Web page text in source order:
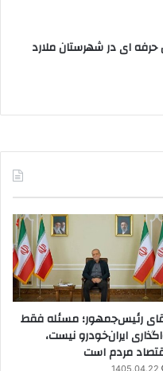
ای در شهرستان ملارد
رئیس‌جمهور؛ مسئله فقط
ایران‌خودرو نیست،
مردم است
1405.04.22